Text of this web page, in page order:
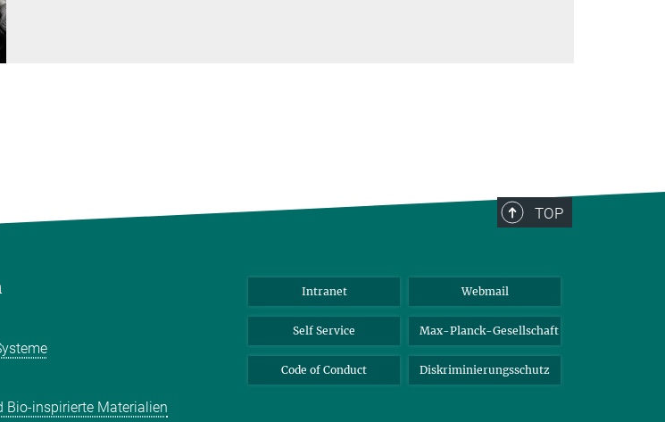
TOP
Bio-inspirierte Materialien
Intranet Webmail
Self Service Max-Planck-Gesellschaft
Code of Conduct Diskriminierungsschutz